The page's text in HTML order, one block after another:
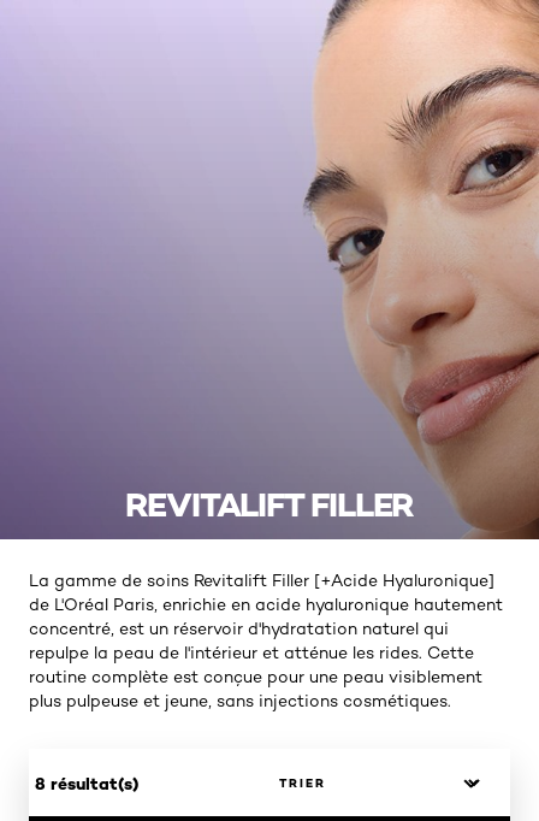
REVITALIFT FILLER
La gamme de soins Revitalift Filler [+Acide Hyaluronique]
de L'Oréal Paris, enrichie en acide hyaluronique hautement
concentré, est un réservoir d'hydratation naturel qui
repulpe la peau de l'intérieur et atténue les rides. Cette
routine complète est conçue pour une peau visiblement
plus pulpeuse et jeune, sans injections cosmétiques.
8 résultat(s)